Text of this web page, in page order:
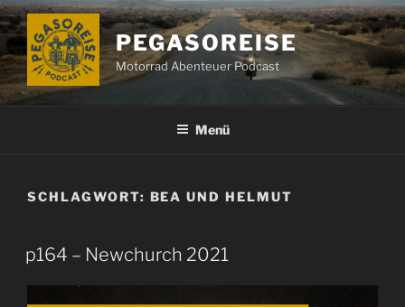
Zum
Inhalt
springen
PEGASOREISE
Motorrad Abenteuer Podcast
Menü
SCHLAGWORT: BEA UND HELMUT
p164 – Newchurch 2021